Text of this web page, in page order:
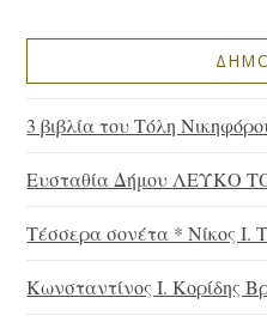
3 βιβλία του Τόλη
Ευσταθία Δήμου ΛΕΥΚΟ
Τέσσερα σονέτα * Νίκος Ι.
Κωνσταντίνος Ι. Κορίδης